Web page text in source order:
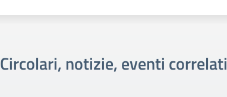
Circolari, notizie, eventi correlati